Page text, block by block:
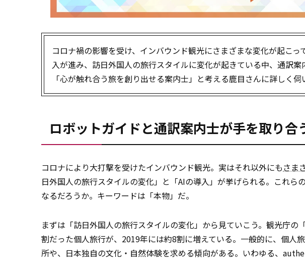
コロナ禍の影響を受け、インバウンド観光にさまざまな変化が起こ
入が進み、訪日外国人の旅行スタイルに変化が起きている中、通訳
「心が触れ合う旅を創り出せる案内士」と考える鹿目さんに詳しく伺
ロボットガイドと通訳案内士が手を取り合
コロナにより大打撃を受けたインバウンド観光。実はそれ以外にもさま
日外国人の旅行スタイルの変化」と「AIの導入」が挙げられる。これ
なるだろうか。キーワードは「本物」だ。
まずは「訪日外国人の旅行スタイルの変化」から見ていこう。観光庁
割だった個人旅行が、2019年には約8割に増えている。一般的に、個人
所や、日本独自の文化・自然体験を求める傾向がある。いわゆる、